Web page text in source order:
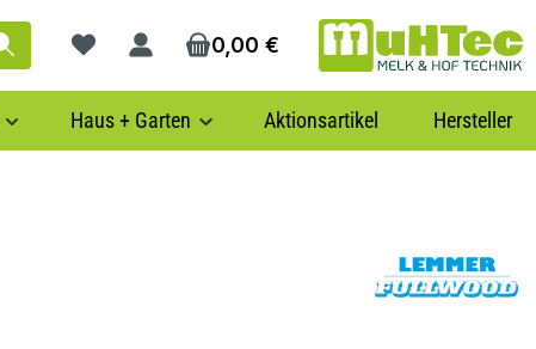
Du hast 0 Produkte auf dem Merkzettel
0,00 €
Haus + Garten Aktionsartikel Hersteller